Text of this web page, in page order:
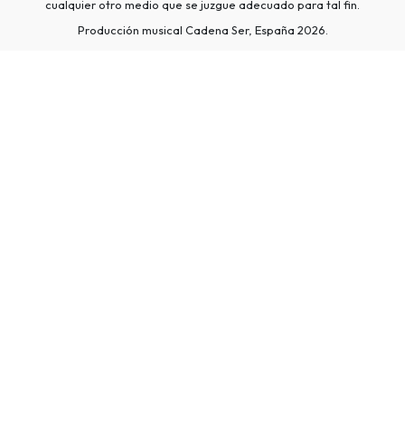
cualquier otro medio que se juzgue adecuado para tal fin.
Producción musical Cadena Ser, España 2026.